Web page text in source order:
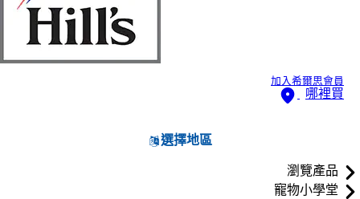
加入希爾思會員
哪裡買
選擇地區
瀏覽產品
寵物小學堂